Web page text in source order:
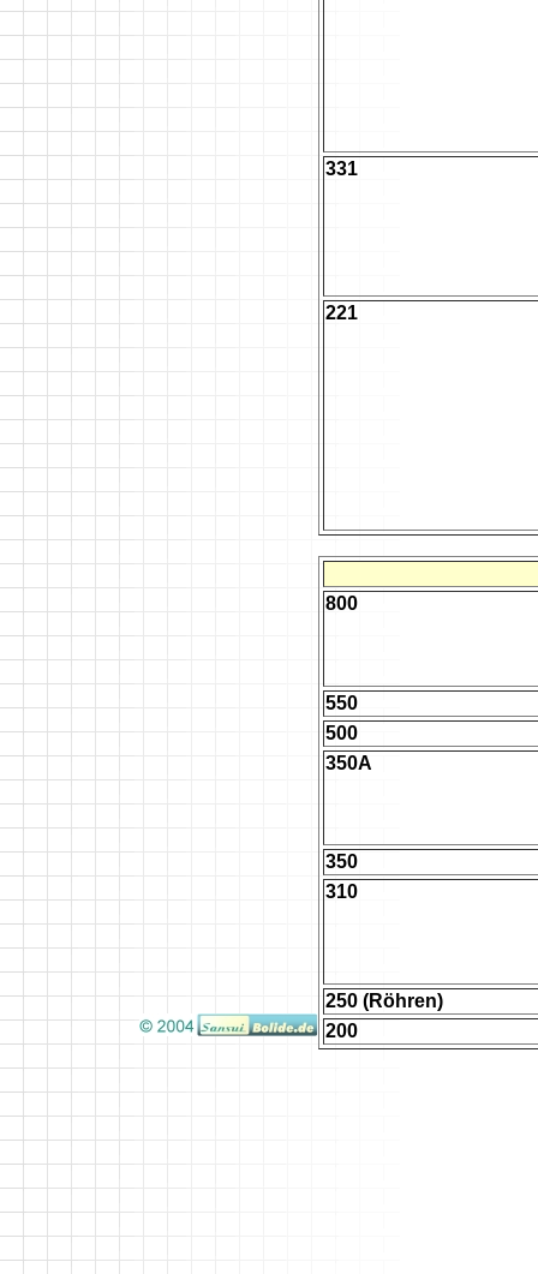
331
221
800
550
500
350A
350
310
250 (Röhren)
200